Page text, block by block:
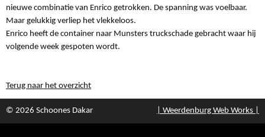
nieuwe combinatie van Enrico getrokken. De spanning was voelbaar.
Maar gelukkig verliep het vlekkeloos.
Enrico heeft de container naar Munsters truckschade gebracht waar hij
volgende week gespoten wordt.
Terug naar het overzicht
© 2026 Schoones Dakar | Weerdenburg Web Works |